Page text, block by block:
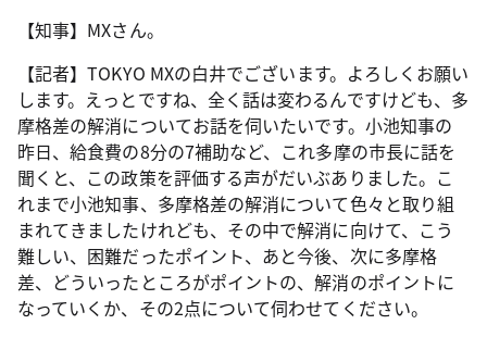
【知事】MXさん。
【記者】TOKYO MXの白井でございます。よろしくお願い
します。えっとですね、全く話は変わるんですけども、多
摩格差の解消についてお話を伺いたいです。小池知事の
昨日、給食費の8分の7補助など、これ多摩の市長に話を
聞くと、この政策を評価する声がだいぶありました。こ
れまで小池知事、多摩格差の解消について色々と取り組
まれてきましたけれども、その中で解消に向けて、こう
難しい、困難だったポイント、あと今後、次に多摩格
差、どういったところがポイントの、解消のポイントに
なっていくか、その2点について伺わせてください。